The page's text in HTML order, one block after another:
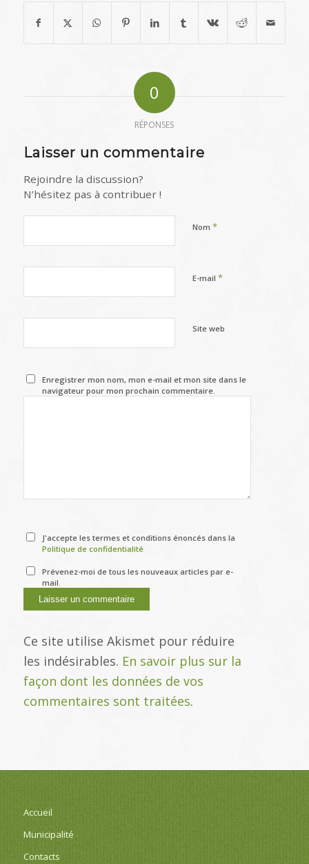
0
RÉPONSES
Laisser un commentaire
Rejoindre la discussion?
N’hésitez pas à contribuer !
Nom *
E-mail *
Site web
Enregistrer mon nom, mon e-mail et mon site dans le
navigateur pour mon prochain commentaire.
J'accepte les termes et conditions énoncés dans la
Politique de confidentialité
Prévenez-moi de tous les nouveaux articles par e-
mail.
Ce site utilise Akismet pour réduire
les indésirables. En savoir plus sur la
façon dont les données de vos
commentaires sont traitées.
Accueil
Municipalité
Contacts